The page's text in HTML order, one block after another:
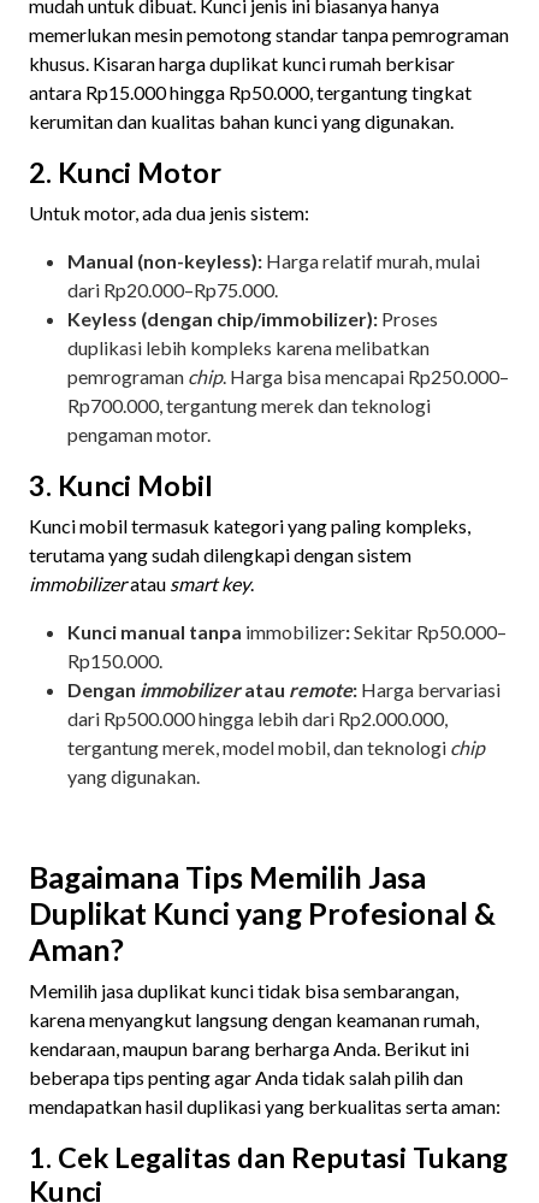
mudah untuk dibuat. Kunci jenis ini biasanya hanya
memerlukan mesin pemotong standar tanpa pemrograman
khusus. Kisaran harga duplikat kunci rumah berkisar
antara Rp15.000 hingga Rp50.000, tergantung tingkat
kerumitan dan kualitas bahan kunci yang digunakan.
2. Kunci Motor
Untuk motor, ada dua jenis sistem:
Manual (non-keyless): Harga relatif murah, mulai
dari Rp20.000–Rp75.000.
Keyless (dengan chip/immobilizer): Proses
duplikasi lebih kompleks karena melibatkan
pemrograman chip. Harga bisa mencapai Rp250.000–
Rp700.000, tergantung merek dan teknologi
pengaman motor.
3. Kunci Mobil
Kunci mobil termasuk kategori yang paling kompleks,
terutama yang sudah dilengkapi dengan sistem
immobilizeratau smart key.
Kunci manual tanpa immobilizer:Sekitar Rp50.000–
Rp150.000.
Dengan immobilizeratau remote: Harga bervariasi
dari Rp500.000 hingga lebih dari Rp2.000.000,
tergantung merek, model mobil, dan teknologi chip
yang digunakan.
Bagaimana Tips Memilih Jasa
Duplikat Kunci yang Profesional &
Aman?
Memilih jasa duplikat kunci tidak bisa sembarangan,
karena menyangkut langsung dengan keamanan rumah,
kendaraan, maupun barang berharga Anda. Berikut ini
beberapa tips penting agar Anda tidak salah pilih dan
mendapatkan hasil duplikasi yang berkualitas serta aman:
1. Cek Legalitas dan Reputasi Tukang
Kunci